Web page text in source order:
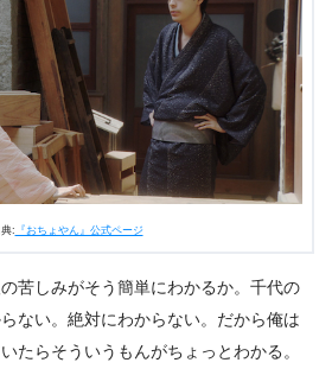
: 『おちょやん』公式ページ
苦しみがそう簡単にわかるか。千代の
ない。絶対にわからない。だから俺は
たらそういうもんがちょっとわかる。